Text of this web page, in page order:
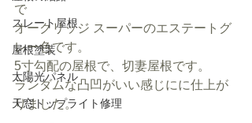
スレート屋根
屋根塗装
太陽光パネル
天窓トップライト修理
で
オークリッジ スーパーのエステートグ
レー色です。
5寸勾配の屋根で、切妻屋根です。
ランダムな凸凹がいい感じにに仕上が
りました。